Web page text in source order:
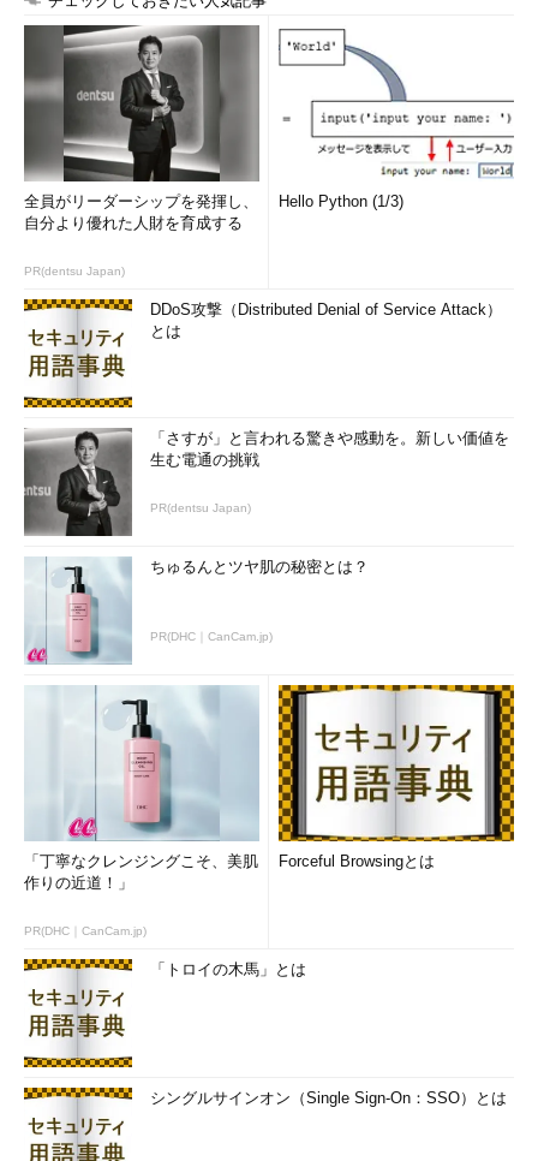
全員がリーダーシップを発揮し、
自分より優れた人財を育成する
PR(dentsu Japan)
Hello Python (1/3)
DDoS攻撃（Distributed Denial of Service Attack）
とは
「さすが」と言われる驚きや感動を。新しい価値を
生む電通の挑戦
PR(dentsu Japan)
ちゅるんとツヤ肌の秘密とは？
PR(DHC｜CanCam.jp)
「丁寧なクレンジングこそ、美肌
作りの近道！」
PR(DHC｜CanCam.jp)
Forceful Browsingとは
「トロイの木馬」とは
シングルサインオン（Single Sign-On：SSO）とは